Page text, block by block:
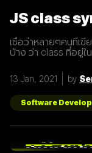
JS class
เชื่อว่าหลายๆคนที่เ
บ้าง ว่า class ที่อยู่ใ
กว่า class เปรียบเ
สามารถนำไปสร้าง
พิมพ์เขียว( class )
13 Jan, 2021 by
Software